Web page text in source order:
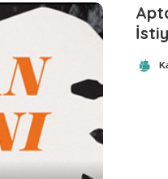
Posted